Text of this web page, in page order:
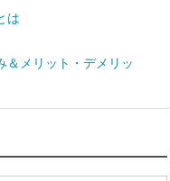
は
メリット・デメリッ